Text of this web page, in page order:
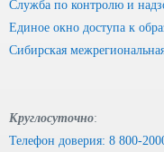
Служба по контролю и
Единое окно доступа к
Сибирская
Круглосуточно:
Телефон доверия: 8 800-